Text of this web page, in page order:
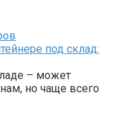
под склад:
– может
но чаще всего